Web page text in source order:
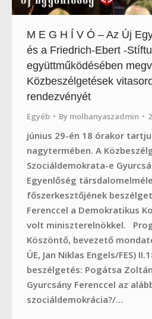
M E G H Í V Ó – Az Új
és a Friedrich-Ebert -
együttműködésében
Közbeszélgetések
rendezvényét
Egyéb By molbanyaszadmin
június 29-én 18 órakor
nagytermében. A
Szociáldemokrata-e
Egyenlőség
főszerkesztőjének
Ferenccel a Demokratikus
volt miniszterelnökkel.
Köszöntő, bevezető
ÚE, Jan Niklas Engels/FES)
beszélgetés: Pogátsa
Gyurcsány Ferenccel az
szociáldemokrácia?/…